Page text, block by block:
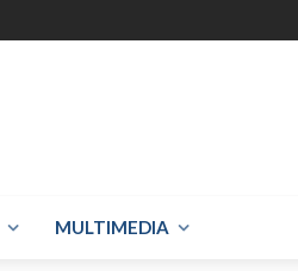
MULTIMEDIA